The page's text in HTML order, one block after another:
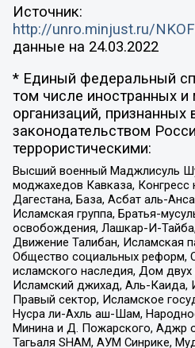
Источник:
http://unro.minjust.ru/
данные на 24.03.2022
* Единый федеральный
том числе иностранных
организаций, признанных
законодательством
террористическими:
Высший военный Маджлисуль
моджахедов Кавказа, Конгресс
Дагестана, База, Асбат аль-
Исламская группа, Братья-
освобождения, Лашкар-И-
Движение Талибан, Исламская
Общество социальных реформ,
исламского наследия, Дом
Исламский джихад, Аль-Каида,
Правый сектор, Исламское
Нусра ли-Ахль аш-Шам,
Минина и Д. Пожарского, Аджр
Тагьаля SHAM, АУМ Синрике,